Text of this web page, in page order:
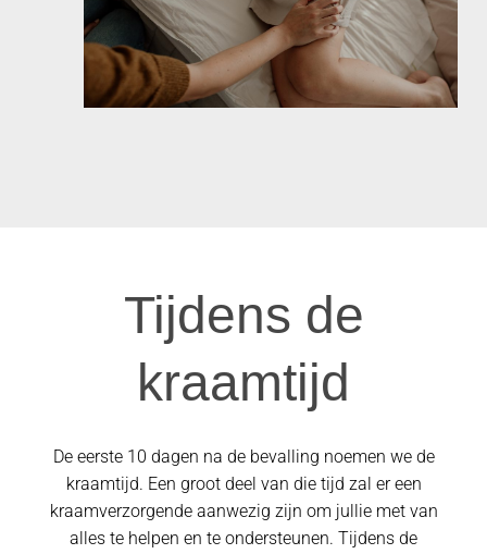
Tijdens de
kraamtijd
De eerste 10 dagen na de bevalling noemen we de
kraamtijd. Een groot deel van die tijd zal er een
kraamverzorgende aanwezig zijn om jullie met van
alles te helpen en te ondersteunen. Tijdens de